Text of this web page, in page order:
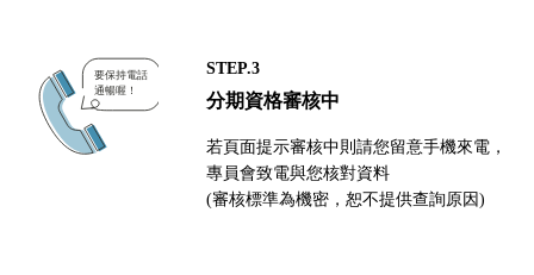
STEP.3
分期資格審核中
若頁面提示審核中則請您留意手機來電，
專員會致電與您核對資料
(審核標準為機密，恕不提供查詢原因)